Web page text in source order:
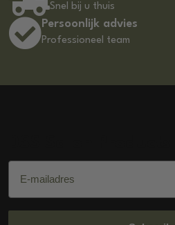
Snel bij u thuis
Persoonlijk advies
Professioneel team
E-mailadres